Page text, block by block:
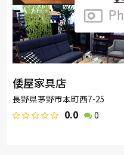
倭屋家具店
長野県茅野市本町西7-25
0.0 0